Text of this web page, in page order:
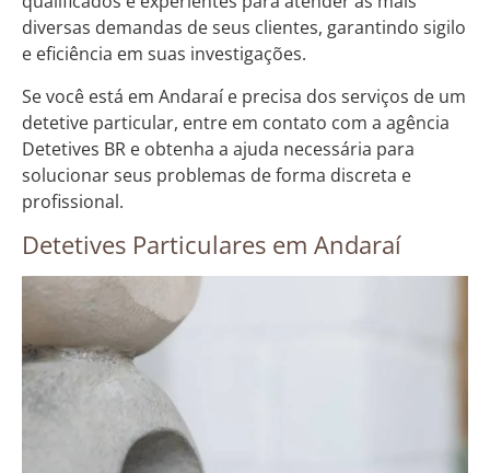
diversas demandas de seus clientes, garantindo sigilo
e eficiência em suas investigações.
Se você está em Andaraí e precisa dos serviços de um
detetive particular, entre em contato com a agência
Detetives BR e obtenha a ajuda necessária para
solucionar seus problemas de forma discreta e
profissional.
Detetives Particulares em Andaraí